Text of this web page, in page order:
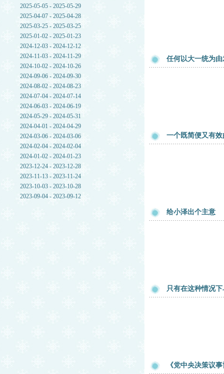
2025-05-05 - 2025-05-29
2025-04-07 - 2025-04-28
2025-03-25 - 2025-03-25
2025-01-02 - 2025-01-23
2024-12-03 - 2024-12-12
2024-11-03 - 2024-11-29
2024-10-02 - 2024-10-26
2024-09-06 - 2024-09-30
2024-08-02 - 2024-08-23
2024-07-04 - 2024-07-14
2024-06-03 - 2024-06-19
2024-05-29 - 2024-05-31
2024-04-01 - 2024-04-29
2024-03-06 - 2024-03-06
2024-02-04 - 2024-02-04
2024-01-02 - 2024-01-23
2023-12-24 - 2023-12-28
2023-11-13 - 2023-11-24
2023-10-03 - 2023-10-28
2023-09-04 - 2023-09-12
任何以大一统为
一个既简便又有
给小泽出个主意
只有在这种情况
《党中央决策议